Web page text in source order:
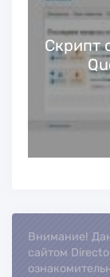
Cкрипт
Внимание!
сайтом